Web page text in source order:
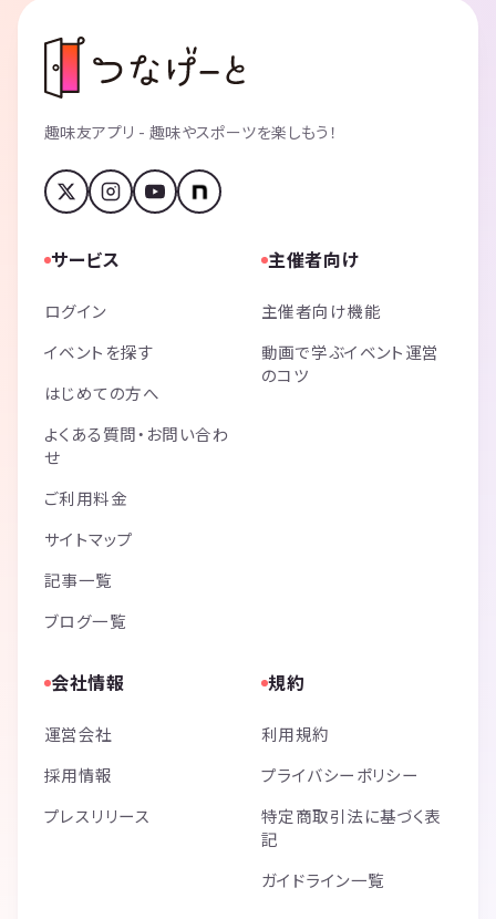
趣味友アプリ - 趣味やスポーツを楽しもう！
サービス
ログイン
イベントを探す
はじめての方へ
よくある質問・お問い合わ
せ
ご利用料金
サイトマップ
記事一覧
ブログ一覧
主催者向け
主催者向け機能
動画で学ぶイベント運営
のコツ
会社情報
運営会社
採用情報
プレスリリース
規約
利用規約
プライバシーポリシー
特定商取引法に基づく表
記
ガイドライン一覧